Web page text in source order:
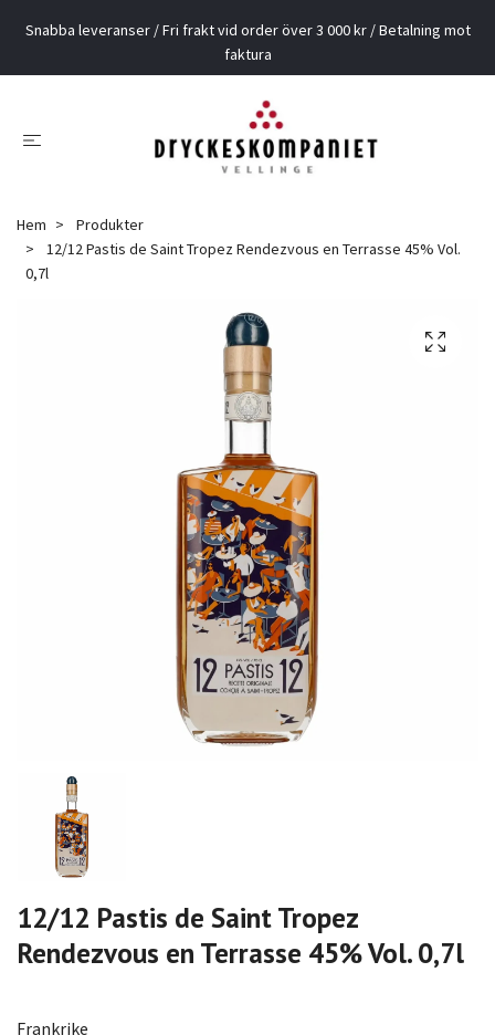
Snabba leveranser / Fri frakt vid order över 3 000 kr / Betalning mot
faktura
Hem
Produkter
12/12 Pastis de Saint Tropez Rendezvous en Terrasse 45% Vol.
0,7l
12/12 Pastis de Saint Tropez
Rendezvous en Terrasse 45% Vol. 0,7l
Frankrike